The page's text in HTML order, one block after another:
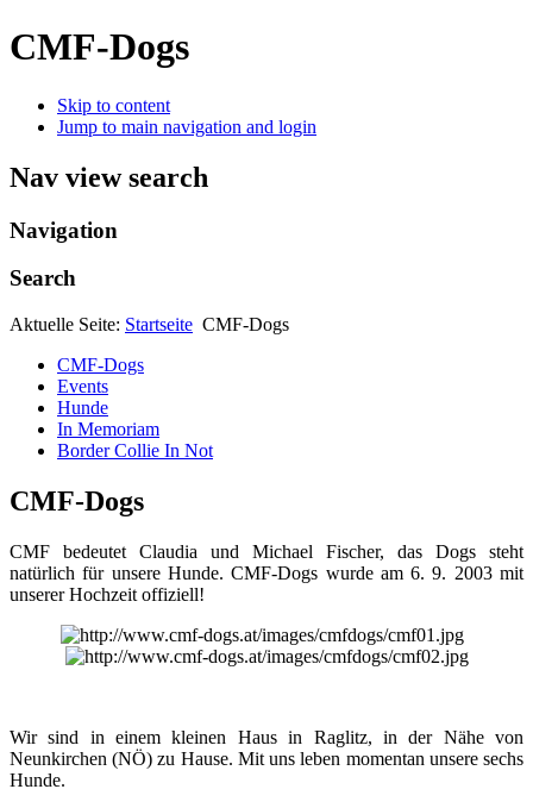
CMF-Dogs
Skip to content
Jump to main navigation and login
Nav view search
Navigation
Search
Aktuelle Seite: Startseite CMF-Dogs
CMF-Dogs
Events
Hunde
In Memoriam
Border Collie In Not
CMF-Dogs
CMF bedeutet Claudia und Michael Fischer, das Dogs steht
natürlich für unsere Hunde. CMF-Dogs wurde am 6. 9. 2003 mit
unserer Hochzeit offiziell!
Wir sind in einem kleinen Haus in Raglitz, in der Nähe von
Neunkirchen (NÖ) zu Hause. Mit uns leben momentan unsere sechs
Hunde.